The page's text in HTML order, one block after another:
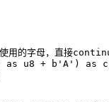
as u8 + b 'A' ) as